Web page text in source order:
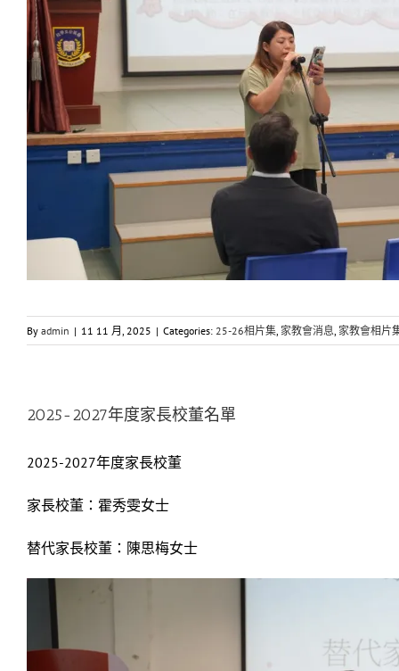
By admin | 11 11 月, 2025 | Categories: 25-26相片集, 家教會消息, 家教會相片
2025-2027年度家長校董名單
2025-2027年度家長校董
家長校董：霍秀雯女士
替代家長校董：陳思梅女士